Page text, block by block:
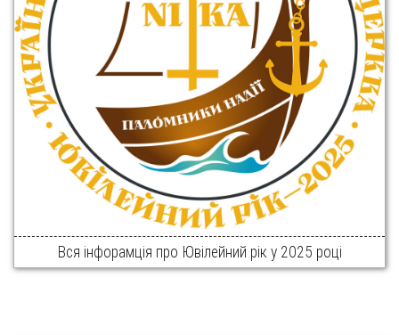
Вся інфорамція про Ювілейний рік у 2025 році